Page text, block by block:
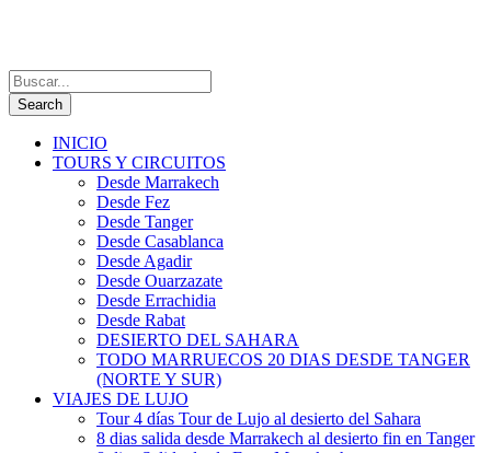
INICIO
TOURS Y CIRCUITOS
Desde Marrakech
Desde Fez
Desde Tanger
Desde Casablanca
Desde Agadir
Desde Ouarzazate
Desde Errachidia
Desde Rabat
DESIERTO DEL SAHARA
TODO MARRUECOS 20 DIAS DESDE TANGER
(NORTE Y SUR)
VIAJES DE LUJO
Tour 4 días Tour de Lujo al desierto del Sahara
8 dias salida desde Marrakech al desierto fin en Tanger